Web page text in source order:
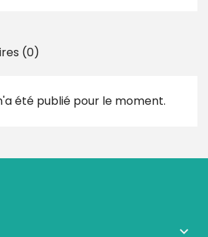
(0)
été publié pour le moment.
